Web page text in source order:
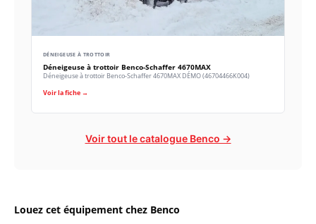
DÉNEIGEUSE À TROTTOIR
Déneigeuse à trottoir Benco-Schaffer 4670MAX
Déneigeuse à trottoir Benco-Schaffer 4670MAX DÉMO (46704466K004)
Voir la fiche →
Voir tout le catalogue Benco →
Louez cet équipement chez Benco